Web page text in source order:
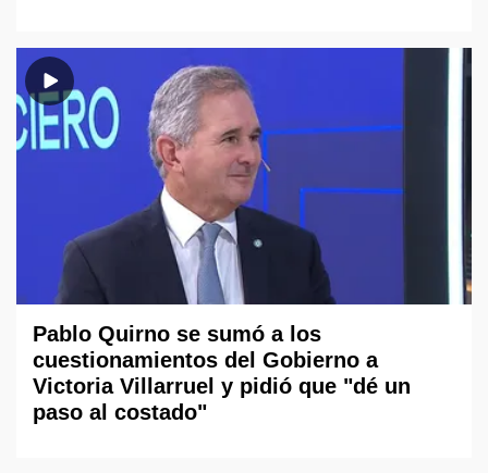
Pablo Quirno se sumó a los
cuestionamientos del Gobierno a
Victoria Villarruel y pidió que "dé un
paso al costado"